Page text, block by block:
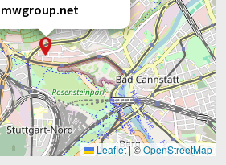
mwgroup.net
Leaflet|©OpenStreetMap